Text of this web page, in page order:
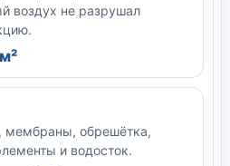
воздух не разрушал
мембраны, обрешётка,
и водосток.